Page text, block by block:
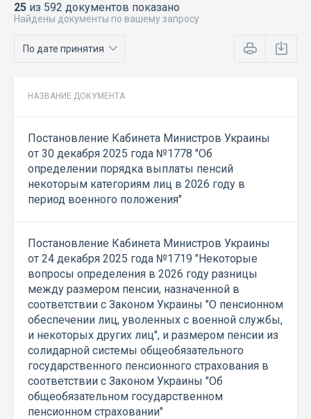
25 из 592 документов показано
Найдены документы по вашему запросу
НАЗВАНИЕ ДОКУМЕНТА
Постановление Кабинета Министров Украины
от 30 декабря 2025 года №1778 "Об
определении порядка выплаты пенсий
некоторым категориям лиц в 2026 году в
период военного положения"
Постановление Кабинета Министров Украины
от 24 декабря 2025 года №1719 "Некоторые
вопросы определения в 2026 году разницы
между размером пенсии, назначенной в
соответствии с Законом Украины "О пенсионном
обеспечении лиц, уволенных с военной службы,
и некоторых других лиц", и размером пенсии из
солидарной системы общеобязательного
государственного пенсионного страхования в
соответствии с Законом Украины "Об
общеобязательном государственном
пенсионном страховании"